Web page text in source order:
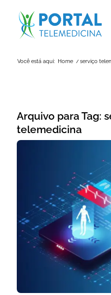
Você está aqui: Home / serviço
Arquivo para Tag:
telemedicina